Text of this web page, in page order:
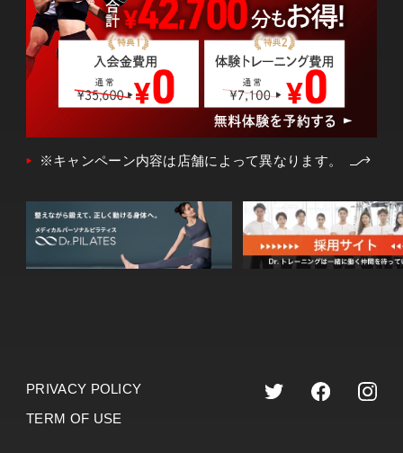
※キャンペーン内容は店舗によって異なります。
PRIVACY POLICY
TERM OF USE